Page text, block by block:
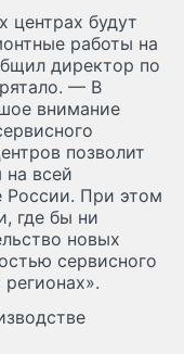
центрах будут
работы на
директор по
— В
внимание
позволит
всей
России. При этом
где бы ни
новых
сервисного